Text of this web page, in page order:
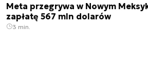
Meta przegrywa w Nowym
zapłatę 567 mln dolarów
3 min.